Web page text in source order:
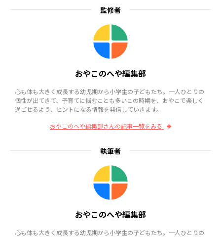
監修者
おやこのへや編集部
心も体も大きく成長する幼児期から小学生の子どもたち。一人ひとりの
個性が出てきて、子育てに悩むことも多いこの時期を、おやこで楽しく
過ごせるよう、ヒントになる情報を発信していきます。
おやこのへや編集部さんの記事一覧をみる
執筆者
おやこのへや編集部
心も体も大きく成長する幼児期から小学生の子どもたち。一人ひとりの